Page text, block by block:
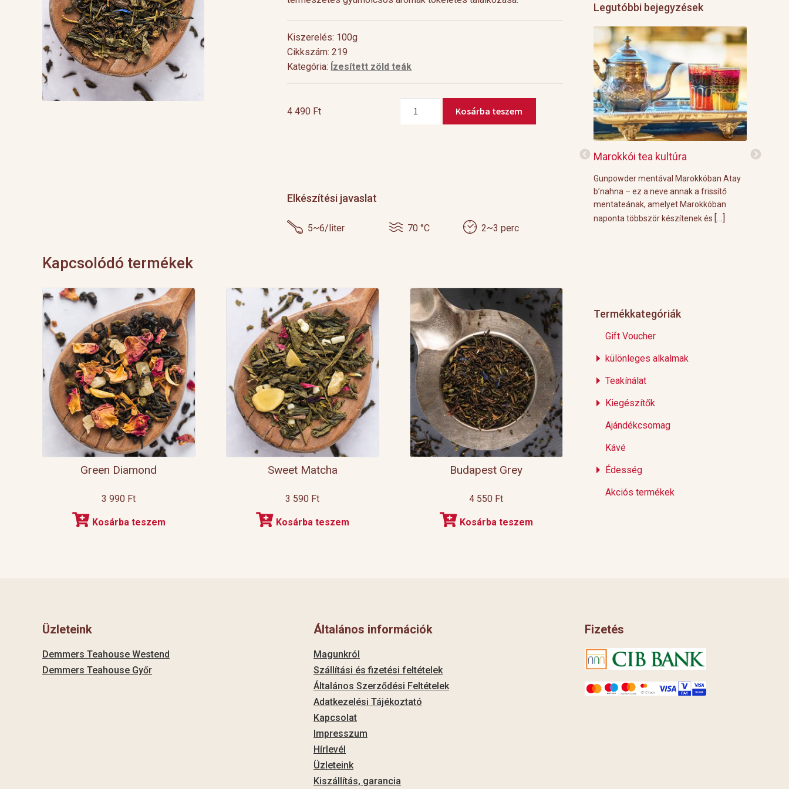
Kiszerelés: 100g
Cikkszám: 219
Kategória: Ízesített zöld teák
4 490 Ft
mennyiség
Kosárba teszem
Elkészítési javaslat
5~6/liter 70 °C 2~3 perc
Kapcsolódó termékek
Green Diamond
3 990 Ft
Kosárba teszem
Sweet Matcha
3 590 Ft
Kosárba teszem
Budapest Grey
4 550 Ft
Kosárba teszem
Legutóbbi bejegyzések
Nagy örömünkre a tea egyre nagyobb
teret kap a gasztronómiában és a koktél
készítő mesterek is egyre több
levendulavirágot 125 ml forró vízzel,
Marokkói tea kultúra
Gunpowder mentával Marokkóban Atay
b’nahna – ez a neve annak a frissítő
mentateának, amelyet Marokkóban
naponta többször készítenek és […]
Grillre
Termékkategóriák
Gift Voucher
különleges alkalmak
Teakínálat
Kiegészítők
Ajándékcsomag
Kávé
Édesség
Akciós termékek
Üzleteink
Demmers Teahouse Westend
Demmers Teahouse Győr
Általános információk
Magunkról
Szállítási és fizetési feltételek
Általános Szerződési Feltételek
Adatkezelési Tájékoztató
Kapcsolat
Impresszum
Hírlevél
Üzleteink
Kiszállítás, garancia
Fizetés